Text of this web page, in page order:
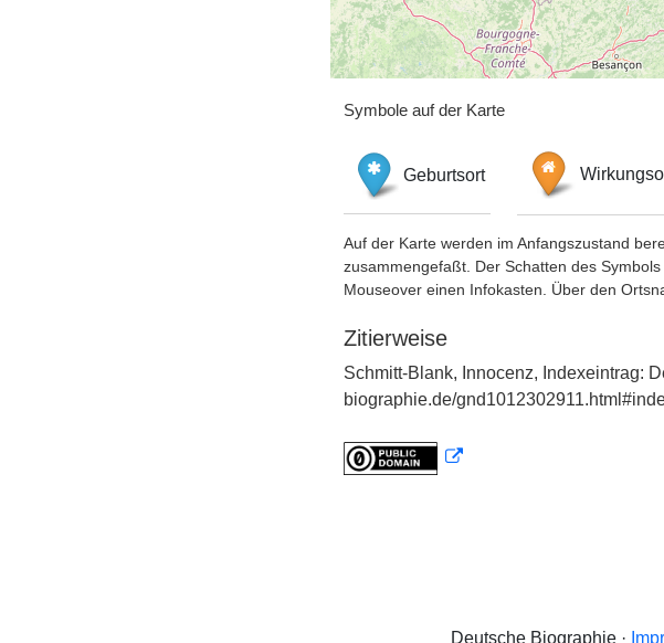
Symbole auf der Karte
Geburtsort
Auf der Karte werden im Anfangszustand
zusammengefaßt. Der Schatten des
Mouseover einen Infokasten. Über den
Zitierweise
Schmitt-Blank, Innocenz, Indexeintrag:
biographie.de/
Deutsche Biographie ·